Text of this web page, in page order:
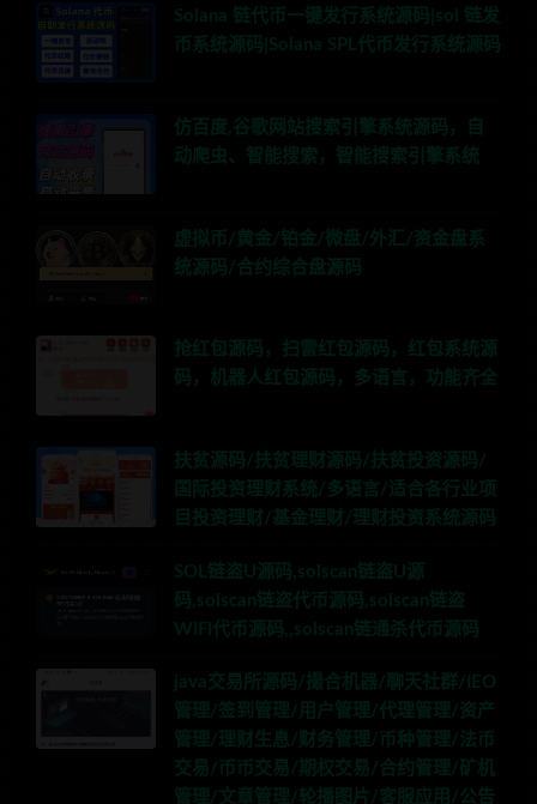
Solana 链代币一键发行系统源码|sol 链发
币系统源码|Solana SPL代币发行系统源码
仿百度,谷歌网站搜索引擎系统源码，自
动爬虫、智能搜索，智能搜索引擎系统
虚拟币/黄金/铂金/微盘/外汇/资金盘系
统源码/合约综合盘源码
抢红包源码，扫雷红包源码，红包系统源
码，机器人红包源码，多语言，功能齐全
扶贫源码/扶贫理财源码/扶贫投资源码/
国际投资理财系统/多语言/适合各行业项
目投资理财/基金理财/理财投资系统源码
SOL链盗U源码,solscan链盗U源
码,solscan链盗代币源码,solscan链盗
WIFI代币源码,,solscan链通杀代币源码
java交易所源码/撮合机器/聊天社群/IEO
管理/签到管理/用户管理/代理管理/资产
管理/理财生息/财务管理/币种管理/法币
交易/币币交易/期权交易/合约管理/矿机
管理/文章管理/轮播图片/客服应用/公告